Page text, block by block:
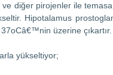
diğer pirojenler ile
Hipotalamus
üzerine çıkartır.
yükseltiyor;